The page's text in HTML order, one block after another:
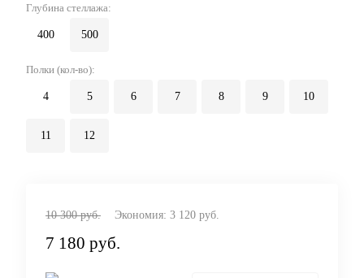
Глубина стеллажа:
400 500
Полки (кол-во):
4 5 6 7 8 9 10
11 12
10 300 руб. Экономия: 3 120 руб.
7 180 руб.